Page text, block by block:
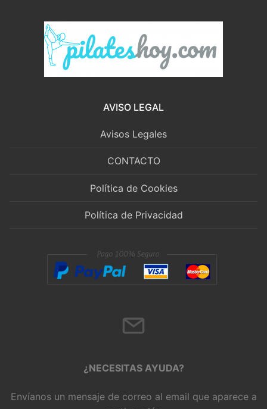
AVISO LEGAL
Avisos Legales
CONTACTO
Política de Cookies
Política de Privacidad
¿NECESITAS AYUDA?
Envíanos un mensaje de correo al email que aparece a